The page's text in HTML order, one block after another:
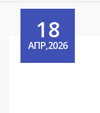
18
АПР,2026